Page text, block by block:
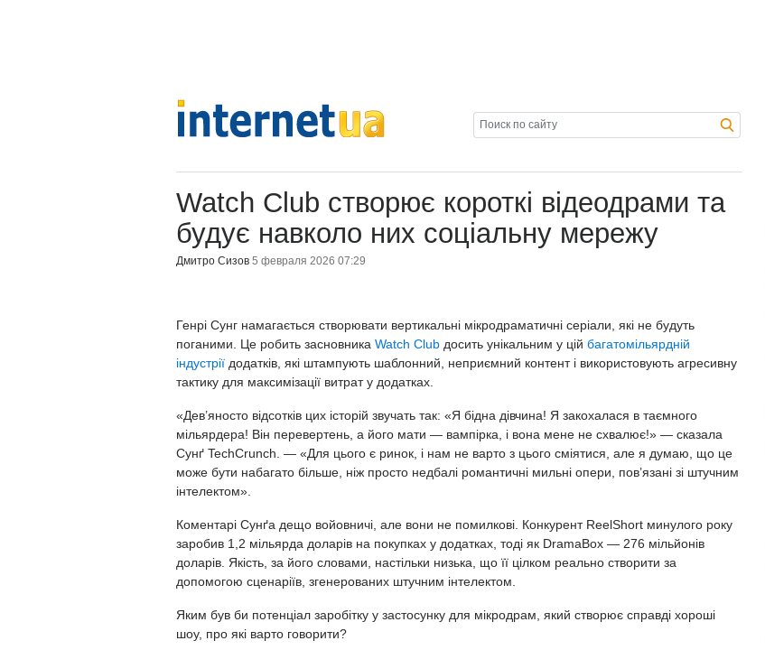
Watch Club створює короткі відеодрами та
будує навколо них соціальну мережу
Дмитро Сизов 5 февраля 2026 07:29
Генрі Сунг намагається створювати вертикальні мікродраматичні серіали, які не будуть
поганими. Це робить засновника Watch Club досить унікальним у цій багатомільярдній
індустрії додатків, які штампують шаблонний, неприємний контент і використовують агресивну
тактику для максимізації витрат у додатках.
«Дев’яносто відсотків цих історій звучать так: «Я бідна дівчина! Я закохалася в таємного
мільярдера! Він перевертень, а його мати — вампірка, і вона мене не схвалює!» — сказала
Сунґ TechCrunch. — «Для цього є ринок, і нам не варто з цього сміятися, але я думаю, що це
може бути набагато більше, ніж просто недбалі романтичні мильні опери, пов’язані зі штучним
інтелектом».
Коментарі Сунґа дещо войовничі, але вони не помилкові. Конкурент ReelShort минулого року
заробив 1,2 мільярда доларів на покупках у додатках, тоді як DramaBox — 276 мільйонів
доларів. Якість, за його словами, настільки низька, що її цілком реально створити за
допомогою сценаріїв, згенерованих штучним інтелектом.
Яким був би потенціал заробітку у застосунку для мікродрам, який створює справді хороші
шоу, про які варто говорити?